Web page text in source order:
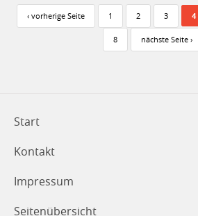
‹ vorherige Seite 1 2 3 4
8 nächste Seite ›
Start
Kontakt
Impressum
Seitenübersicht